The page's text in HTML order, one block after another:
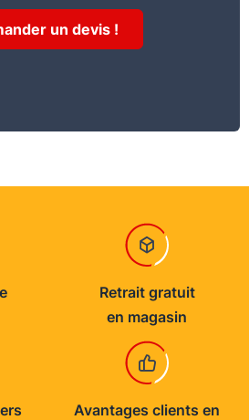
un devis !
Retrait gratuit
en magasin
Avantages clients en